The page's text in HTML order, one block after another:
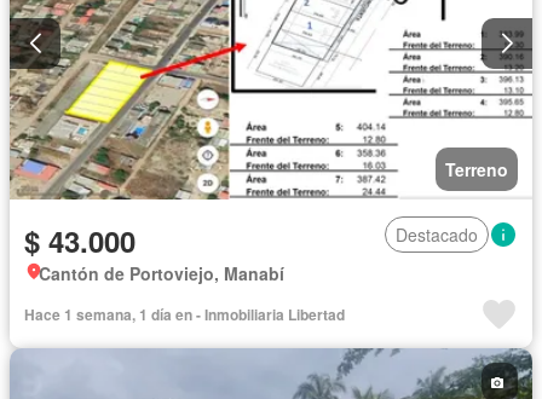
Terreno
$ 43.000
Destacado
Cantón de Portoviejo, Manabí
Hace 1 semana, 1 día en - Inmobiliaria Libertad